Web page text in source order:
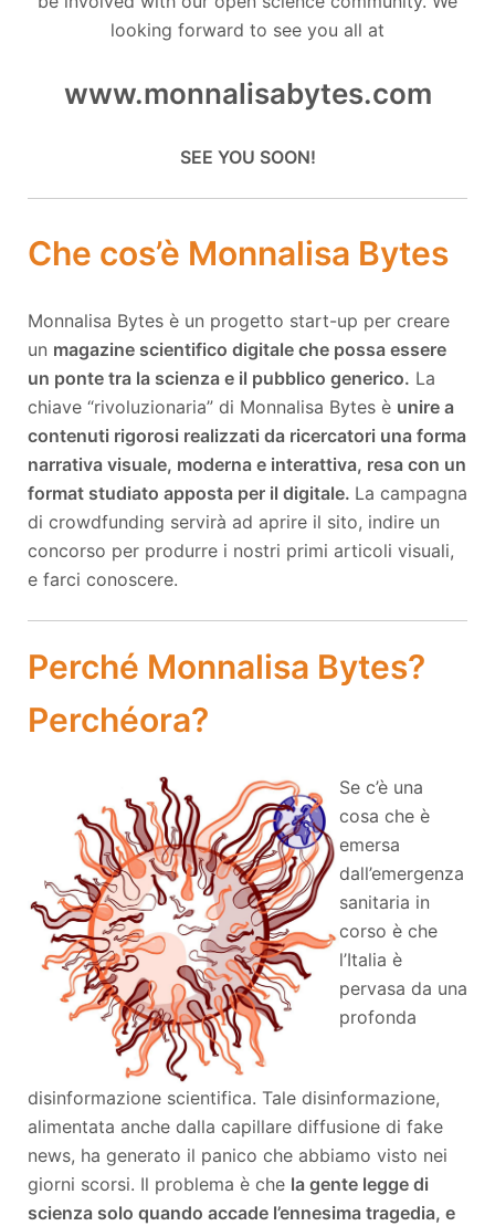
looking forward to see you all at
www.monnalisabytes.com
SEE YOU SOON!
Che cos’è Monnalisa Bytes
Monnalisa Bytes è un progetto start-up per creare
un magazine scientifico digitale che possa essere
un ponte tra la scienza e il pubblico generico. La
chiave “rivoluzionaria” di Monnalisa Bytes è unire a
contenuti rigorosi realizzati da ricercatori una forma
narrativa visuale, moderna e interattiva, resa con un
format studiato apposta per il digitale. La campagna
di crowdfunding servirà ad aprire il sito, indire un
concorso per produrre i nostri primi articoli visuali,
e farci conoscere.
Perché Monnalisa Bytes?
Perchéora?
Se c’è una
cosa che è
emersa
dall’emergenza
sanitaria in
corso è che
l’Italia è
pervasa da una
profonda
disinformazione scientifica. Tale disinformazione,
alimentata anche dalla capillare diffusione di fake
news, ha generato il panico che abbiamo visto nei
giorni scorsi. Il problema è che la gente legge di
scienza solo quando accade l’ennesima tragedia, e